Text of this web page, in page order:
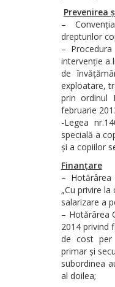
Prevenirea
–
drepturilor
–
intervenție a
de
exploatare,
prin ordinul
februarie
-Legea
specială a
și a copiilor
Finanțare
– Hotărârea
„Cu privire
salarizare a
– Hotărârea
2014 privind
de cost per
primar și
subordinea
al doilea;